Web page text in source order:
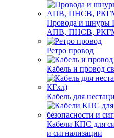
Провода и
АПВ, ПНСВ,
Ретро провод
Кабель и провод
Кабель для
Кабели КПС для
и сигнализации